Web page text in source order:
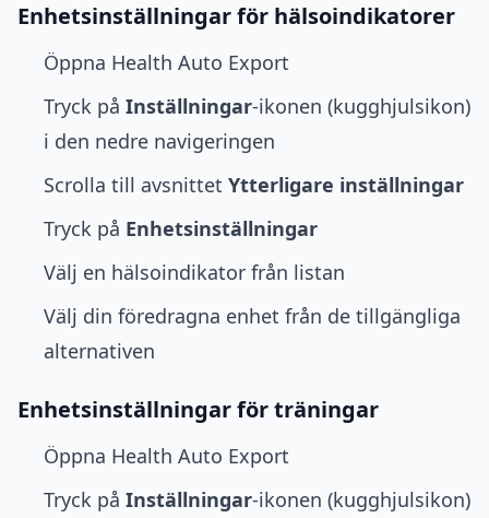
Enhetsinställningar för hälsoindikatorer
Öppna Health Auto Export
Tryck på Inställningar-ikonen (kugghjulsikon)
i den nedre navigeringen
Scrolla till avsnittet Ytterligare inställningar
Tryck på Enhetsinställningar
Välj en hälsoindikator från listan
Välj din föredragna enhet från de tillgängliga
alternativen
Enhetsinställningar för träningar
Öppna Health Auto Export
Tryck på Inställningar-ikonen (kugghjulsikon)